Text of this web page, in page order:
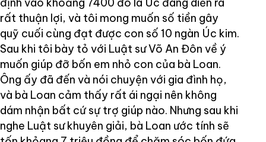
định vào khoảng 7400 đô la Úc đang diễn ra
rất thuận lợi, và tôi mong muốn số tiền gây
quỹ cuối cùng đạt được con số 10 ngàn Úc kim.
Sau khi tôi bày tỏ với Luật sư Võ An Đôn về ý
muốn giúp đỡ bốn em nhỏ con của bà Loan.
Ông ấy đã đến và nói chuyện với gia đình họ,
và bà Loan cảm thấy rất ái ngại nên không
dám nhận bất cứ sự trợ giúp nào. Nhưng sau khi
nghe Luật sư khuyên giải, bà Loan ước tính sẽ